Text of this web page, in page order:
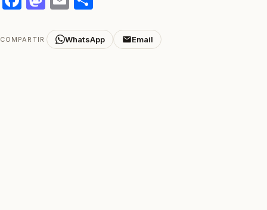
COMPARTIR WhatsApp Email